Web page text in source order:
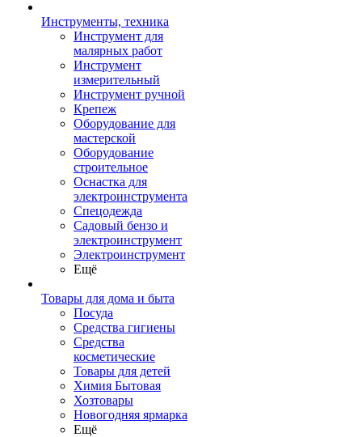
Инструменты, техника
Инструмент для
малярных работ
Инструмент
измерительный
Инструмент ручной
Крепеж
Оборудование для
мастерской
Оборудование
строительное
Оснастка для
электроинструмента
Спецодежда
Садовый бензо и
электроинструмент
Электроинструмент
Ещё
Товары для дома и быта
Посуда
Средства гигиены
Средства
косметические
Товары для детей
Химия Бытовая
Хозтовары
Новогодняя ярмарка
Ещё